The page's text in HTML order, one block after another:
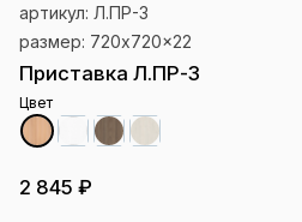
артикул: Л.ПР-3
размер: 720x720x22
Приставка Л.ПР-3
Цвет
2 845 ₽